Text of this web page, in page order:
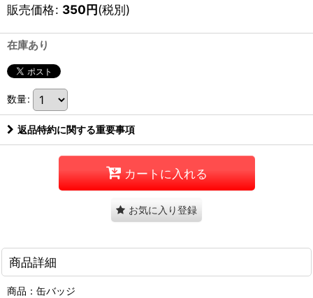
販売価格: 350円(税別)
在庫あり
数量:
返品特約に関する重要事項
カートに入れる
お気に入り登録
商品詳細
商品：缶バッジ